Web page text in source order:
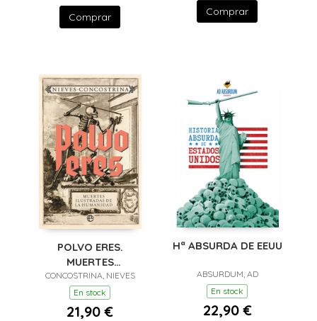
Comprar Comprar
POLVO ERES.
MUERTES
ILUSTRADAS DE LA
HUMANIDAD
(RETAPADO)
CONCOSTRINA, NIEVES
En stock
21,90 €
Hª ABSURDA DE EEUU
ABSURDUM, AD
En stock
22,90 €